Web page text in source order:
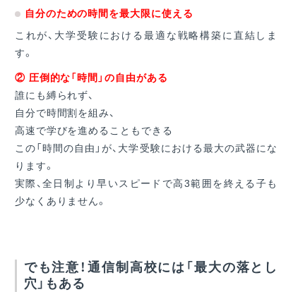
自分のための時間を最大限に使える
これが、大学受験における最適な戦略構築に直結しま
す。
② 圧倒的な「時間」の自由がある
誰にも縛られず、
自分で時間割を組み、
高速で学びを進めることもできる
この「時間の自由」が、大学受験における最大の武器にな
ります。
実際、全日制より早いスピードで高3範囲を終える子も
少なくありません。
でも注意！通信制高校には「最大の落とし
穴」もある